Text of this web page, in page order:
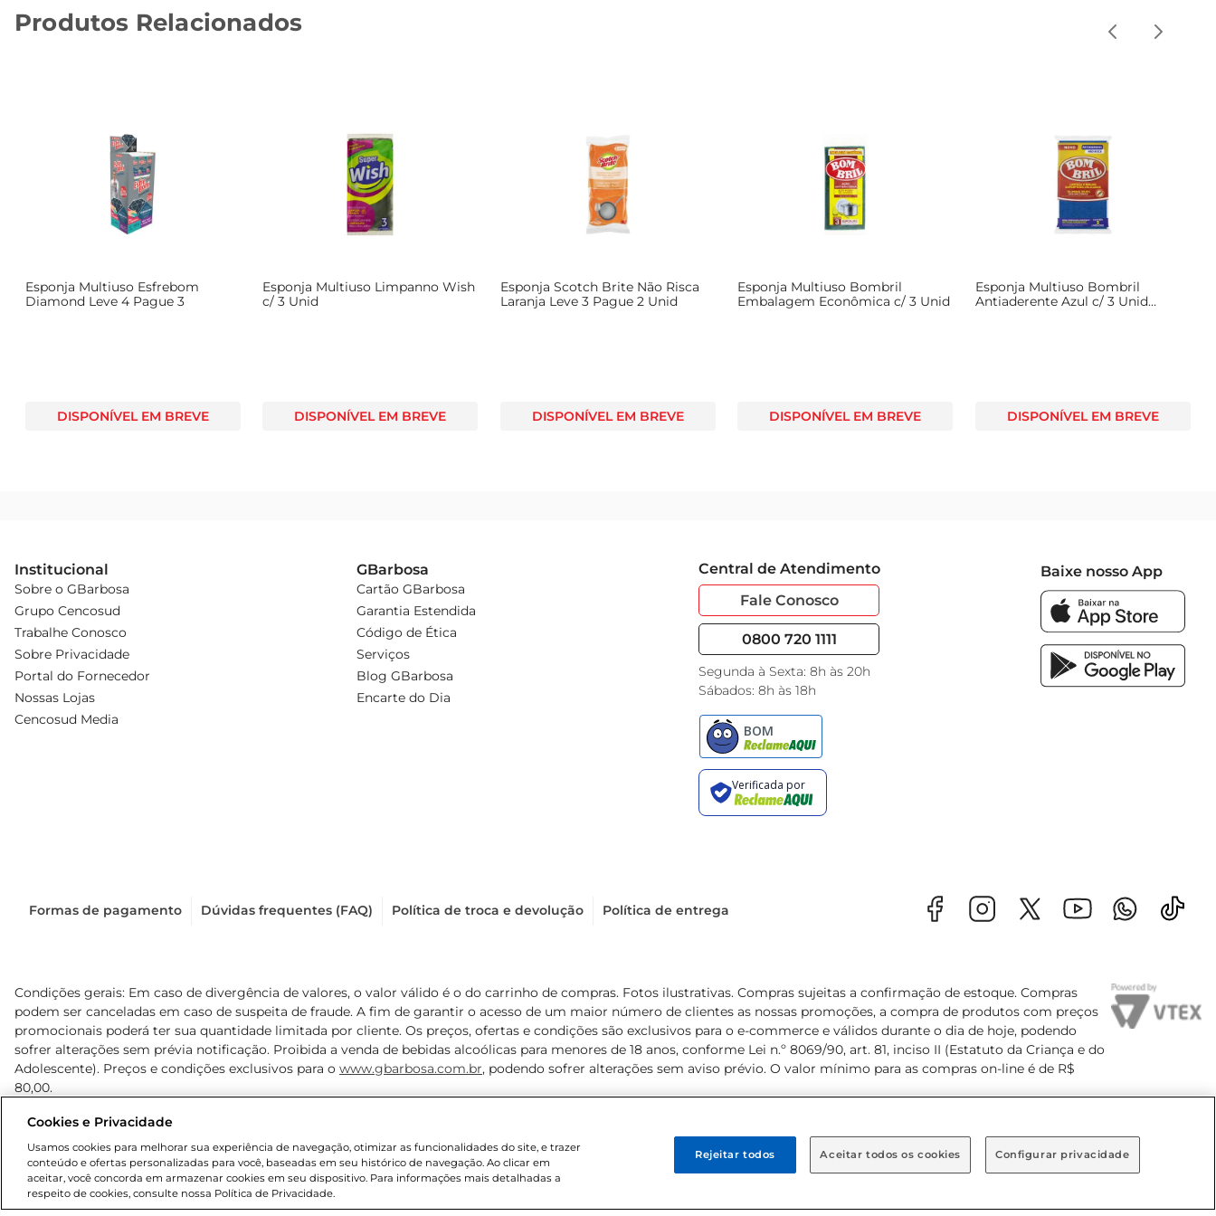
Produtos Relacionados
Esponja Multiuso Esfrebom
Diamond Leve 4 Pague 3
DISPONÍVEL EM BREVE
Esponja Multiuso Limpanno Wish
c/ 3 Unid
DISPONÍVEL EM BREVE
Esponja Scotch Brite Não Risca
Laranja Leve 3 Pague 2 Unid
DISPONÍVEL EM BREVE
Esponja Multiuso Bombril
Embalagem Econômica c/ 3 Unid
DISPONÍVEL EM BREVE
Esponja Multiuso Bombril
Antiaderente Azul c/ 3 Unid
DISPONÍVEL EM BREVE
Institucional
Sobre o GBarbosa
Grupo Cencosud
Trabalhe Conosco
Sobre Privacidade
Portal do Fornecedor
Nossas Lojas
Cencosud Media
GBarbosa
Cartão GBarbosa
Garantia Estendida
Código de Ética
Serviços
Blog GBarbosa
Encarte do Dia
Central de Atendimento
Fale Conosco
0800 720 1111
Segunda à Sexta: 8h às 20h
Sábados: 8h às 18h
Baixe nosso App
Formas de pagamento Dúvidas frequentes (FAQ) Política de troca e devolução Política de entrega
Condições gerais: Em caso de divergência de valores, o valor válido é o do carrinho de compras. Fotos ilustrativas. Compras sujeitas a confirmação de estoque. Compras
podem ser canceladas em caso de suspeita de fraude. A fim de garantir o acesso de um maior número de clientes as nossas promoções, a compra de produtos com preços
promocionais poderá ter sua quantidade limitada por cliente. Os preços, ofertas e condições são exclusivos para o e-commerce e válidos durante o dia de hoje, podendo
sofrer alterações sem prévia notificação. Proibida a venda de bebidas alcoólicas para menores de 18 anos, conforme Lei n.º 8069/90, art. 81, inciso II (Estatuto da Criança e do
Adolescente). Preços e condições exclusivos para o www.gbarbosa.com.br, podendo sofrer alterações sem aviso prévio. O valor mínimo para as compras on-line é de R$
80,00.
Cookies e Privacidade
Usamos cookies para melhorar sua experiência de navegação, otimizar as funcionalidades do site, e trazer
conteúdo e ofertas personalizadas para você, baseadas em seu histórico de navegação. Ao clicar em
aceitar, você concorda em armazenar cookies em seu dispositivo. Para informações mais detalhadas a
respeito de cookies, consulte nossa Política de Privacidade.
Configurar privacidade
Rejeitar todos Aceitar todos os cookies